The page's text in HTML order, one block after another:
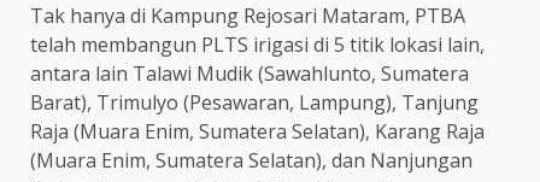
Tak hanya di Kampung Rejosari Mataram, PTBA
telah membangun PLTS irigasi di 5 titik lokasi lain,
antara lain Talawi Mudik (Sawahlunto, Sumatera
Barat), Trimulyo (Pesawaran, Lampung), Tanjung
Raja (Muara Enim, Sumatera Selatan), Karang Raja
(Muara Enim, Sumatera Selatan), dan Nanjungan